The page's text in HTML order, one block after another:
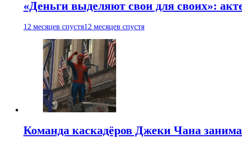
«Деньги выделяют свои для своих»:
12 месяцев спустя12 месяцев спустя
Команда каскадёров Джеки Чана